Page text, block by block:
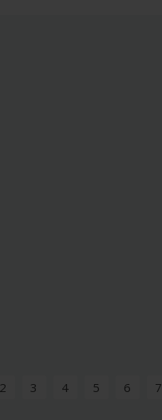
2 3 4 5 6 7